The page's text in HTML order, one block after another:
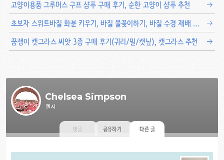
고양이용품 그루머스 구프 샴푸 구매 후기, 순한 고양이 샴푸 추천
초보자 스위트바질 화분 키우기, 바질 물꽂이하기, 바질 수경 재배 및 순 따기
꿈쟁이 캣그라스 씨앗 3종 구매 후기(귀리/밀/캣닢), 캣그라스 추천
Chelsea Simpson
첼시
댓글 공유하기 다른 글